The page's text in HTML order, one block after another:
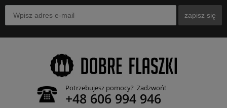
zapisz się
Potrzebujesz pomocy? Zadzwoń!
+48 606 994 946